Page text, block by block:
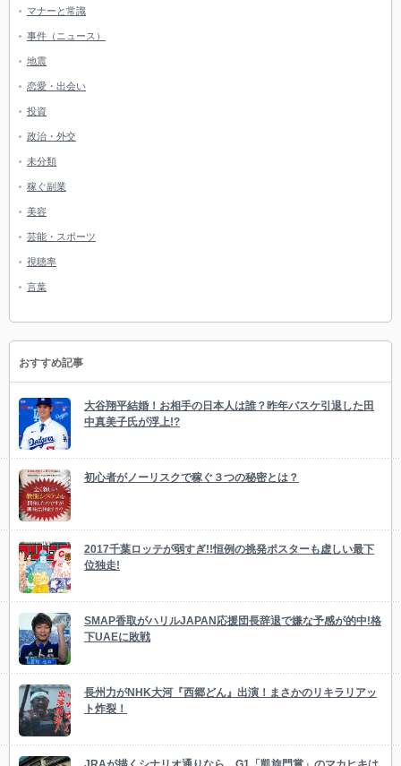
マナーと常識
事件（ニュース）
地震
恋愛・出会い
投資
政治・外交
未分類
稼ぐ副業
美容
芸能・スポーツ
視聴率
言葉
おすすめ記事
大谷翔平結婚！お相手の日本人は誰？昨年バスケ引退した田
中真美子氏が浮上!?
初心者がノーリスクで稼ぐ３つの秘密とは？
2017千葉ロッテが弱すぎ!!恒例の挑発ポスターも虚しい最下
位独走!
SMAP香取がハリルJAPAN応援団長辞退で嫌な予感が的中!格
下UAEに敗戦
長州力がNHK大河『西郷どん』出演！まさかのリキラリアッ
ト炸裂！